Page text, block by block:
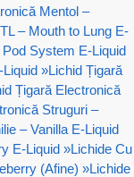
Mentol –
– Mouth to Lung E-
System E-Liquid
»Lichid Țigară
Țigară Electronică
Struguri –
– Vanilla E-Liquid
E-Liquid »Lichide Cu
(Afine) »Lichide